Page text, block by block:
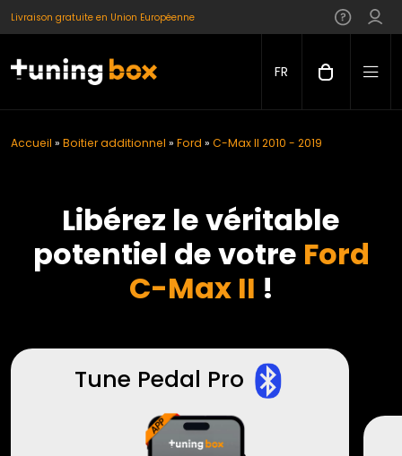
Livraison gratuite en Union Européenne
FR
Accueil » Boitier additionnel » Ford » C-Max II 2010 - 2019
Libérez le véritable
potentiel de votre Ford
C-Max II !
Tune Pedal Pro